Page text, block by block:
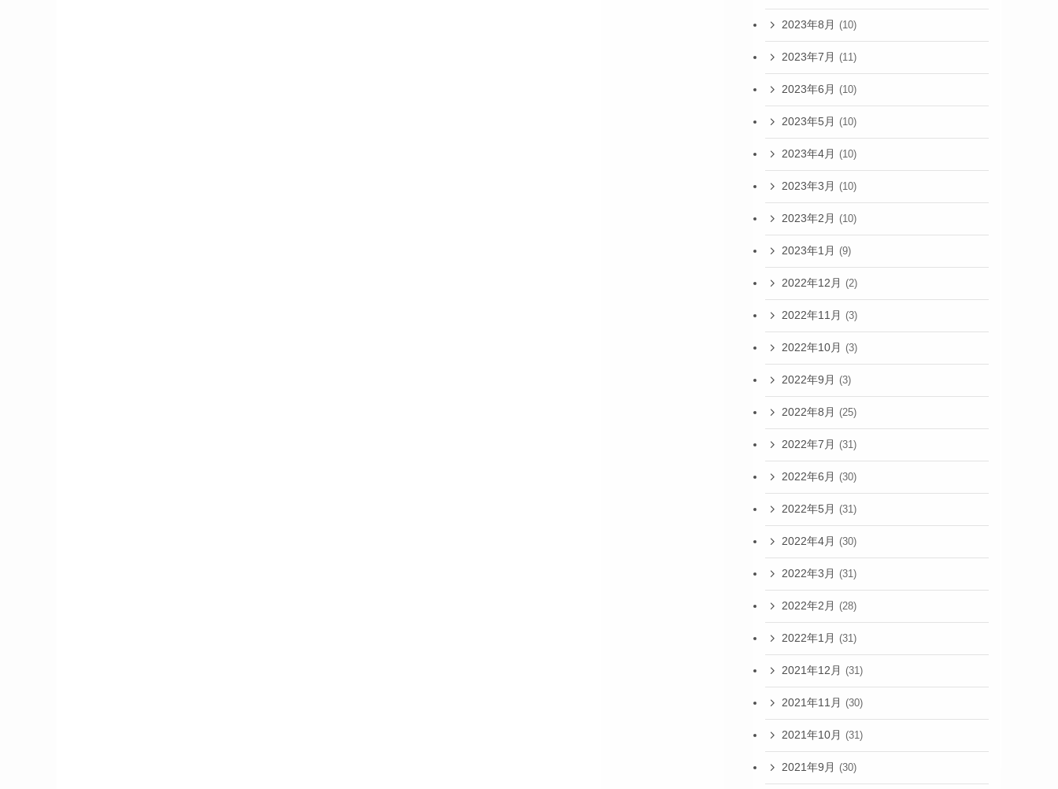
2023年8月 (10)
2023年7月 (11)
2023年6月 (10)
2023年5月 (10)
2023年4月 (10)
2023年3月 (10)
2023年2月 (10)
2023年1月 (9)
2022年12月 (2)
2022年11月 (3)
2022年10月 (3)
2022年9月 (3)
2022年8月 (25)
2022年7月 (31)
2022年6月 (30)
2022年5月 (31)
2022年4月 (30)
2022年3月 (31)
2022年2月 (28)
2022年1月 (31)
2021年12月 (31)
2021年11月 (30)
2021年10月 (31)
2021年9月 (30)